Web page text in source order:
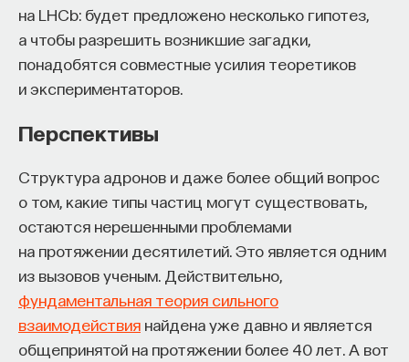
на LHCb: будет предложено несколько гипотез,
а чтобы разрешить возникшие загадки,
понадобятся совместные усилия теоретиков
и экспериментаторов.
Перспективы
Структура адронов и даже более общий вопрос
о том, какие типы частиц могут существовать,
остаются нерешенными проблемами
на протяжении десятилетий. Это является одним
из вызовов ученым. Действительно,
фундаментальная теория сильного
взаимодействия найдена уже давно и является
общепринятой на протяжении более 40 лет. А вот
ЗВЕЗДЫ СОЛНЦЕ НЕЙТРОННЫЕ ЗВЕЗДЫ
БИБЛИОТЕКА ПОСТНАУКИ ТОЧНЫЕ НАУКИ
ЖУРНАЛ
Внеси свой вклад в дело
просвещения!